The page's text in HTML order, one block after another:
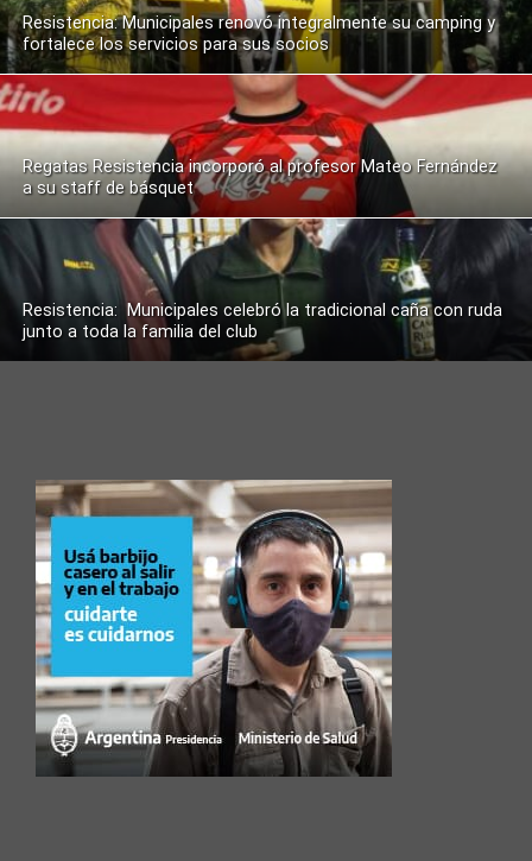
Resistencia: Municipales renovó integralmente su camping y
fortalece los servicios para sus socios
Regatas Resistencia incorporó al profesor Mateo Fernández
a su staff de básquet
Resistencia: Municipales celebró la tradicional caña con ruda
junto a toda la familia del club